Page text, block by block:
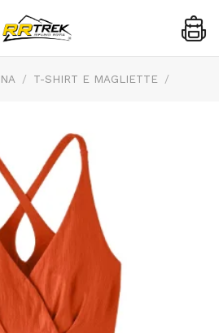
/ T-SHIRT E MAGLIETTE /